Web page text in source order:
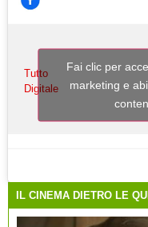
Tutto
Digitale
Fai clic per
marketing e
IL CINEMA DIETRO LE